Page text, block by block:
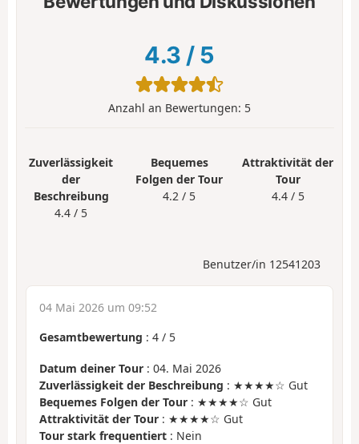
4.3 / 5
Anzahl an Bewertungen: 5
Zuverlässigkeit
der
Beschreibung
4.4 / 5
Bequemes
Folgen der Tour
4.2 / 5
Attraktivität der
Tour
4.4 / 5
Benutzer/in 12541203
04 Mai 2026 um 09:52
Gesamtbewertung : 4 / 5
Datum deiner Tour : 04. Mai 2026
Zuverlässigkeit der Beschreibung : ★★★★☆ Gut
Bequemes Folgen der Tour : ★★★★☆ Gut
Attraktivität der Tour : ★★★★☆ Gut
Tour stark frequentiert : Nein